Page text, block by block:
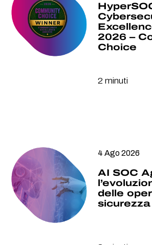
2026 –
Choice
2 minuti
4 Ago 2026
AI SOC
delle
sicurezza